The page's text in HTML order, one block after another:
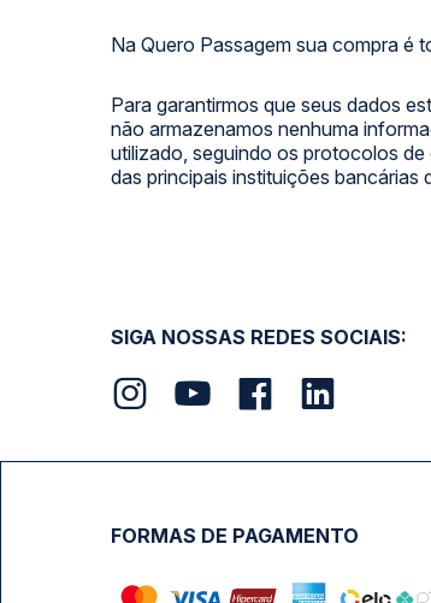
Na Quero Passagem sua compra é
Para garantirmos que seus dados
não armazenamos nenhuma
utilizado, seguindo os protocolos
das principais instituições bancárias
SIGA NOSSAS REDES SOCIAIS:
FORMAS DE PAGAMENTO